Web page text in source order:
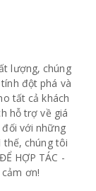
lượng, chúng
đột phá và
tất cả khách
hỗ trợ về giá
với những
thế, chúng tôi
HỢP TÁC -
cảm ơn!